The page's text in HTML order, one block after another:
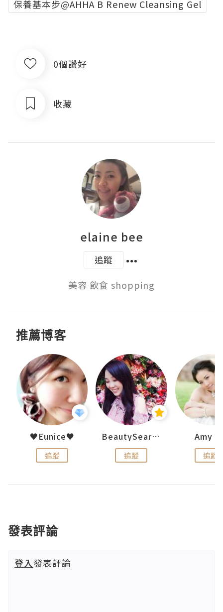
保養基本步@AHHA B Renew Cleansing Gel
0個讚好
收藏
elaine bee
追蹤
美容 飲食 shopping
推薦博客
♥Eunice♥
追蹤
BeautySearch
追蹤
Amy
追蹤
發表評論
登入發表評論